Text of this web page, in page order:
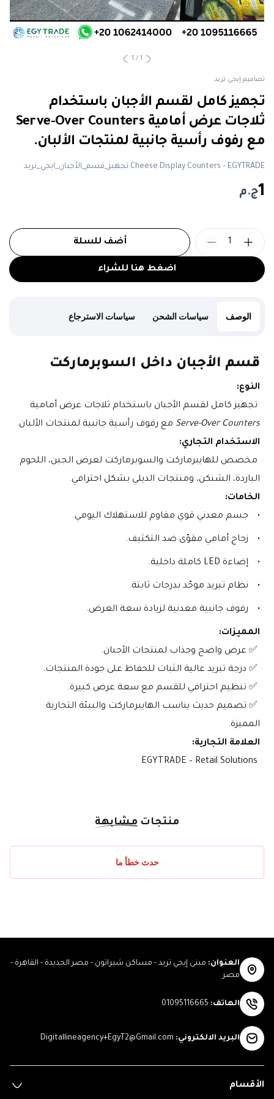
1
/
1
تصاميم إيجي تريد
تجهيز كامل لقسم الأجبان باستخدام
ثلاجات عرض أمامية Serve-Over Counters
مع رفوف رأسية جانبية لمنتجات الألبان.
Cheese Display Counters – EGYTRADE تجهيز_قسم_الأجبان_ايجي_تريد
1ج.م
اضغط هنا للشراء
أضف للسلة 1
الوصف سياسات الشحن سياسات الاسترجاع
قسم الأجبان داخل السوبرماركت
النوع:
Serve-Over Counters مع رفوف رأسية جانبية لمنتجات الألبان.
الاستخدام التجاري:
الباردة، الشنكن، ومنتجات الديلي بشكل احترافي.
الخامات:
جسم معدني قوي مقاوم للاستهلاك اليومي.
زجاج أمامي مقوّى ضد التكثيف.
إضاءة LED كاملة داخلية.
نظام تبريد موحّد بدرجات ثابتة.
رفوف جانبية معدنية لزيادة سعة العرض.
المميزات:
المميزة.
العلامة التجارية:
منتجات مشابهة
حدث خطأ ما
العنوان: مبنى إيجي تريد - مساكن شيراتون - مصر الجديدة - القاهرة -
مصر
الهاتف:
01095116665
البريد الالكتروني:
Digitallineagency+EgyT2@Gmail.com
الأقسام